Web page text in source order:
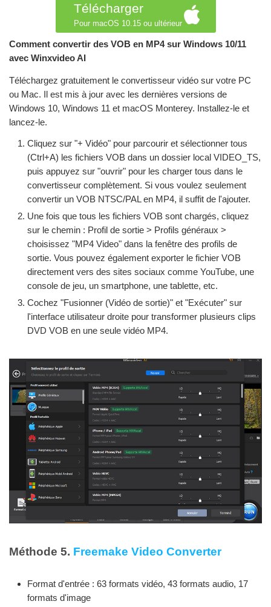
Télécharger
Pour macOS 10.15 ou ultérieur
Comment convertir des VOB en MP4 sur Windows 10/11
avec Winxvideo AI
Téléchargez gratuitement le convertisseur vidéo sur votre PC
ou Mac. Il est mis à jour avec les dernières versions de
Windows 10, Windows 11 et macOS Monterey. Installez-le et
lancez-le.
Cliquez sur "+ Vidéo" pour parcourir et sélectionner tous
(Ctrl+A) les fichiers VOB dans un dossier local VIDEO_TS,
puis appuyez sur "ouvrir" pour les charger tous dans le
convertisseur complètement. Si vous voulez seulement
convertir un VOB NTSC/PAL en MP4, il suffit de l'ajouter.
Une fois que tous les fichiers VOB sont chargés, cliquez
sur le chemin : Profil de sortie > Profils généraux >
choisissez "MP4 Video" dans la fenêtre des profils de
sortie. Vous pouvez également exporter le fichier VOB
directement vers des sites sociaux comme YouTube, une
console de jeu, un smartphone, une tablette, etc.
Cochez "Fusionner (Vidéo de sortie)" et "Exécuter" sur
l'interface utilisateur droite pour transformer plusieurs clips
DVD VOB en une seule vidéo MP4.
Méthode 5. Freemake Video Converter
Format d'entrée : 63 formats vidéo, 43 formats audio, 17
formats d'image